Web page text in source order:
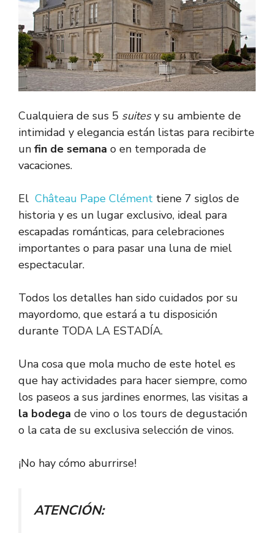
Cualquiera de sus 5 suitesy su ambiente de
intimidad y elegancia están listas para recibirte
un fin de semana o en temporada de
vacaciones.
El Château Pape Clément tiene 7 siglos de
historia y es un lugar exclusivo, ideal para
escapadas románticas, para celebraciones
importantes o para pasar una luna de miel
espectacular.
Todos los detalles han sido cuidados por su
mayordomo, que estará a tu disposición
durante TODA LA ESTADÍA.
Una cosa que mola mucho de este hotel es
que hay actividades para hacer siempre, como
los paseos a sus jardines enormes, las visitas a
la bodega de vino o los tours de degustación
o la cata de su exclusiva selección de vinos.
¡No hay cómo aburrirse!
ATENCIÓN: